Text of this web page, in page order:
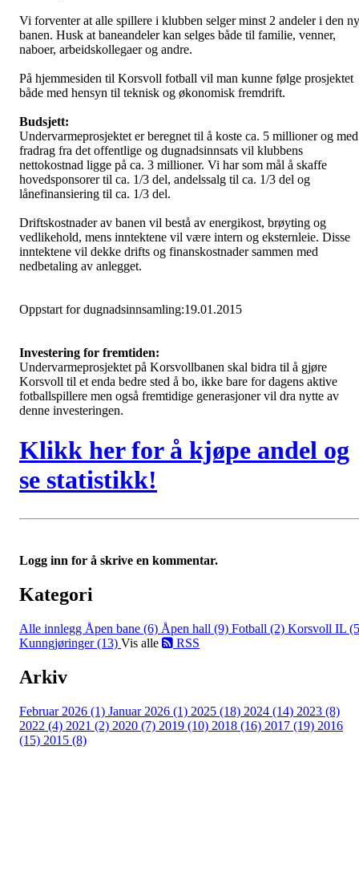
Vi forventer at alle spillere i klubben selger minst 2 andeler i den
banen. Husk at baneandeler kan selges både til familie, venner,
naboer, arbeidskollegaer og andre.
På hjemmesiden til Korsvoll fotball vil man kunne følge prosjektet
både med hensyn til teknisk og økonomisk fremdrift.
Budsjett:
Undervarmeprosjektet er beregnet til å koste ca. 5 millioner og med
fradrag fra det offentlige og dugnadsinnsats vil klubbens
nettokostnad ligge på ca. 3 millioner. Vi har som mål å skaffe
hovedsponsorer til ca. 1/3 del, andelssalg til ca. 1/3 del og
lånefinansiering til ca. 1/3 del.
Driftskostnader av banen vil bestå av energikost, brøyting og
vedlikehold, mens inntektene vil være intern og eksternleie. Disse
inntektene vil dekke drifts og finanskostnader sammen med
nedbetaling av anlegget.
Oppstart for dugnadsinnsamling:19.01.2015
Investering for fremtiden:
Undervarmeprosjektet på Korsvollbanen skal bidra til å gjøre
Korsvoll til et enda bedre sted å bo, ikke bare for dagens aktive
fotballspillere men også fremtidige generasjoner vil dra nytte av
denne investeringen.
Klikk her for å kjøpe andel og
se statistikk!
Logg inn for å skrive en kommentar.
Kategori
Alle innlegg Åpen bane (6) Åpen hall (9) Fotball (2) Korsvoll IL
Kunngjøringer (13) Vis alle RSS
Arkiv
Februar 2026 (1) Januar 2026 (1) 2025 (18) 2024 (14) 2023 (8)
2022 (4) 2021 (2) 2020 (7) 2019 (10) 2018 (16) 2017 (19) 2016
(15) 2015 (8)